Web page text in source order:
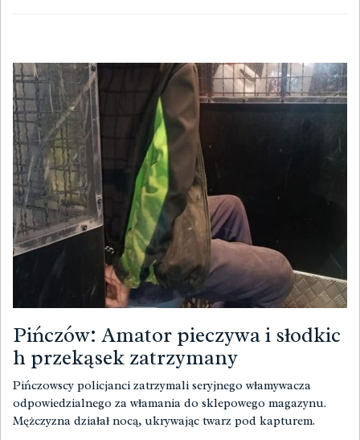
Pińczów: Amator pieczywa i słodkic
h przekąsek zatrzymany
Pińczowscy policjanci zatrzymali seryjnego włamywacza
odpowiedzialnego za włamania do sklepowego magazynu.
Mężczyzna działał nocą, ukrywając twarz pod kapturem.